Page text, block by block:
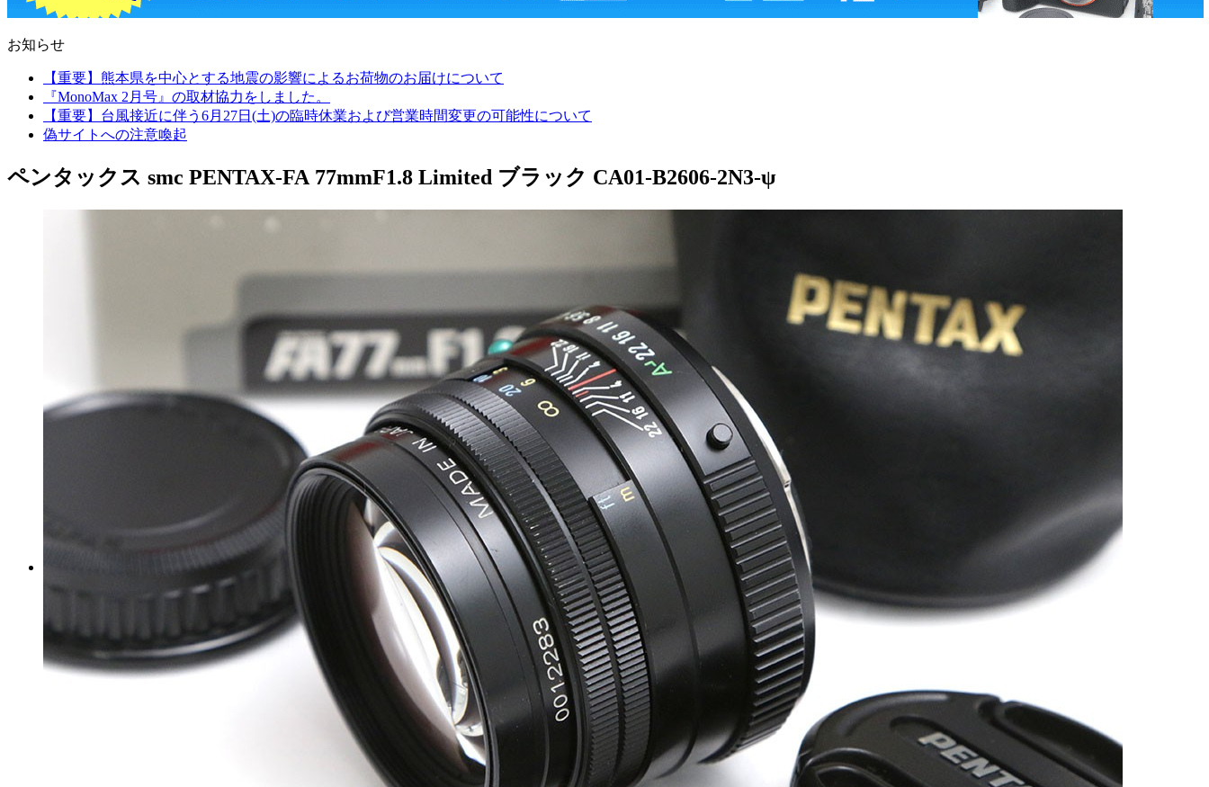
お知らせ
【重要】熊本県を中心とする地震の影響によるお荷物のお届けについて
『MonoMax 2月号』の取材協力をしました。
【重要】台風接近に伴う6月27日(土)の臨時休業および営業時間変更の可能性について
偽サイトへの注意喚起
ペンタックス smc PENTAX-FA 77mmF1.8 Limited ブラック CA01-B2606-2N3-ψ